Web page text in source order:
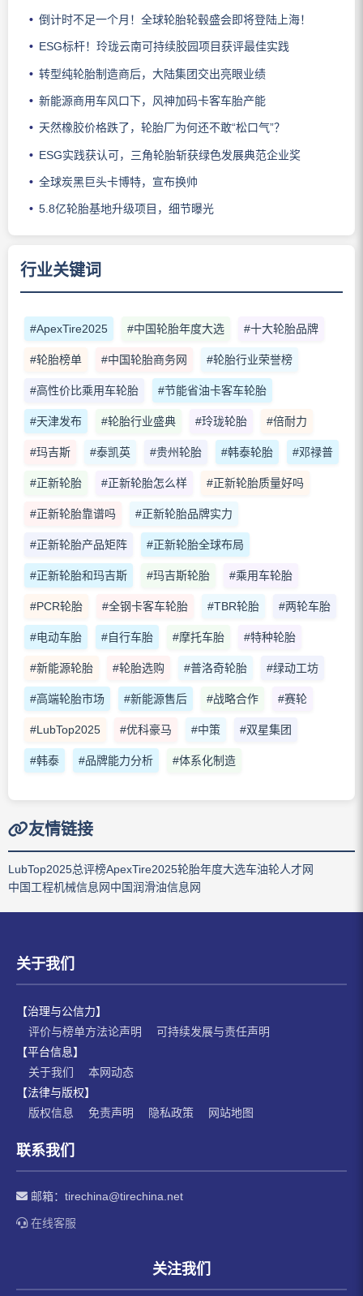
倒计时不足一个月！全球轮胎轮毂盛会即将登陆上海！
ESG标杆！玲珑云南可持续胶园项目获评最佳实践
转型纯轮胎制造商后，大陆集团交出亮眼业绩
新能源商用车风口下，风神加码卡客车胎产能
天然橡胶价格跌了，轮胎厂为何还不敢“松口气”？
ESG实践获认可，三角轮胎斩获绿色发展典范企业奖
全球炭黑巨头卡博特，宣布换帅
5.8亿轮胎基地升级项目，细节曝光
行业关键词
#ApexTire2025 #中国轮胎年度大选 #十大轮胎品牌
#轮胎榜单 #中国轮胎商务网 #轮胎行业荣誉榜
#高性价比乘用车轮胎 #节能省油卡客车轮胎
#天津发布 #轮胎行业盛典 #玲珑轮胎 #倍耐力
#玛吉斯 #泰凯英 #贵州轮胎 #韩泰轮胎 #邓禄普
#正新轮胎 #正新轮胎怎么样 #正新轮胎质量好吗
#正新轮胎靠谱吗 #正新轮胎品牌实力
#正新轮胎产品矩阵 #正新轮胎全球布局
#正新轮胎和玛吉斯 #玛吉斯轮胎 #乘用车轮胎
#PCR轮胎 #全钢卡客车轮胎 #TBR轮胎 #两轮车胎
#电动车胎 #自行车胎 #摩托车胎 #特种轮胎
#新能源轮胎 #轮胎选购 #普洛奇轮胎 #绿动工坊
#高端轮胎市场 #新能源售后 #战略合作 #赛轮
#LubTop2025 #优科豪马 #中策 #双星集团
#韩泰 #品牌能力分析 #体系化制造
友情链接
LubTop2025总评榜ApexTire2025轮胎年度大选车油轮人才网
中国工程机械信息网中国润滑油信息网
关于我们
【治理与公信力】
评价与榜单方法论声明
可持续发展与责任声明
【平台信息】
关于我们
本网动态
【法律与版权】
版权信息
免责声明 隐私政策 网站地图
联系我们
邮箱： tirechina@tirechina.net
在线客服
关注我们